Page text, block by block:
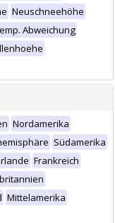
Neuschneehöhe
Abweichung
Nordamerika
Südamerika
Frankreich
Mittelamerika